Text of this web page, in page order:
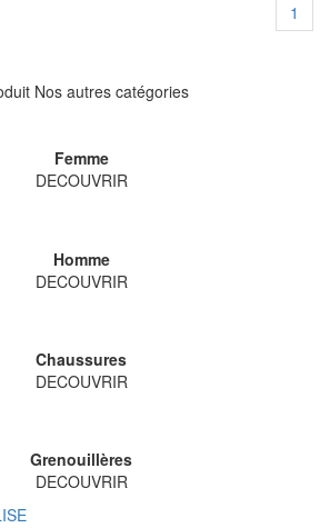
1
Nos autres catégories
Femme
DECOUVRIR
Homme
DECOUVRIR
Chaussures
DECOUVRIR
Grenouillères
DECOUVRIR